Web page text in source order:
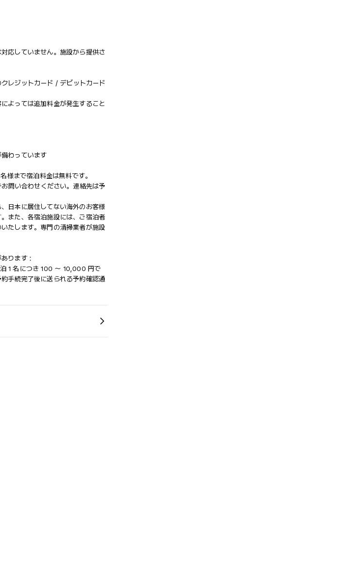
応していません。施設から提供さ
レジットカード / デビットカード
よっては追加料金が発生すること
わっています
様まで宿泊料金は無料です。
問い合わせください。連絡先は予
日本に​居住してない海外のお客様
また、各宿泊施設には、ご宿泊者
たします。専門の清掃業者が施設
ります :
1 名につき 100 ～ 10,000 円で
手続完了後に送られる予約確認通